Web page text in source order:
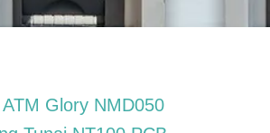
Glory NMD050